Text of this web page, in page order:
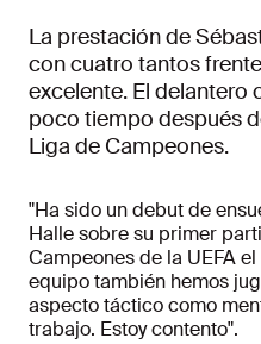
La prestación de
con cuatro tantos
excelente. El delantero
poco tiempo después
Liga de Campeones.
"Ha sido un debut de
Halle sobre su primer
Campeones de la UEFA
equipo también hemos
aspecto táctico como
trabajo. Estoy contento".